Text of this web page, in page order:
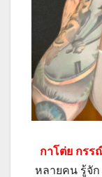
กาโต่ย กรร
หลายคน รู้จัก